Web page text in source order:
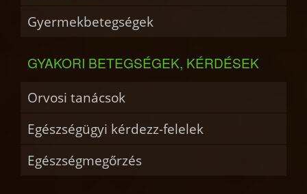
Gyermekbetegségek
GYAKORI BETEGSÉGEK, KÉRDÉSEK
Orvosi tanácsok
Egészségügyi kérdezz-felelek
Egészségmegőrzés